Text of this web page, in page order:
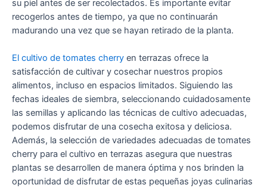
su piel antes de ser recolectados. Es importante evitar
recogerlos antes de tiempo, ya que no continuarán
madurando una vez que se hayan retirado de la planta.
El cultivo de tomates cherry en terrazas ofrece la
satisfacción de cultivar y cosechar nuestros propios
alimentos, incluso en espacios limitados. Siguiendo las
fechas ideales de siembra, seleccionando cuidadosamente
las semillas y aplicando las técnicas de cultivo adecuadas,
podemos disfrutar de una cosecha exitosa y deliciosa.
Además, la selección de variedades adecuadas de tomates
cherry para el cultivo en terrazas asegura que nuestras
plantas se desarrollen de manera óptima y nos brinden la
oportunidad de disfrutar de estas pequeñas joyas culinarias